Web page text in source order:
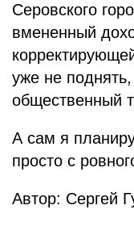
Серовского
вмененный
уже не
общественный
А сам я
просто с
Автор: Сергей